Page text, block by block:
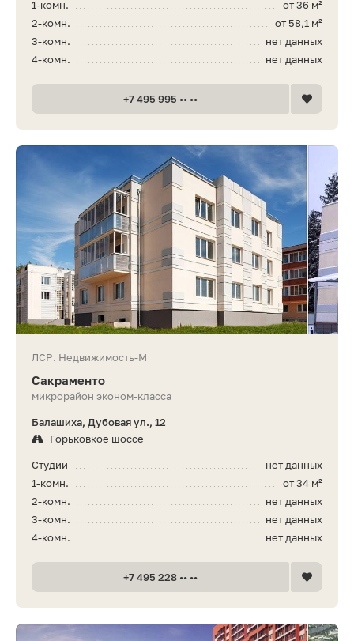
от 36 м²
1-комн.
от 58,1 м²
2-комн.
нет данных
3-комн.
нет данных
4-комн.
+7 495 995 •• ••
ЛСР. Недвижимость-М
Сакраменто
микрорайон эконом-класса
Балашиха, Дубовая ул., 12
Горьковкое шоссе
нет данных
Студии
от 34 м²
1-комн.
нет данных
2-комн.
нет данных
3-комн.
нет данных
4-комн.
+7 495 228 •• ••